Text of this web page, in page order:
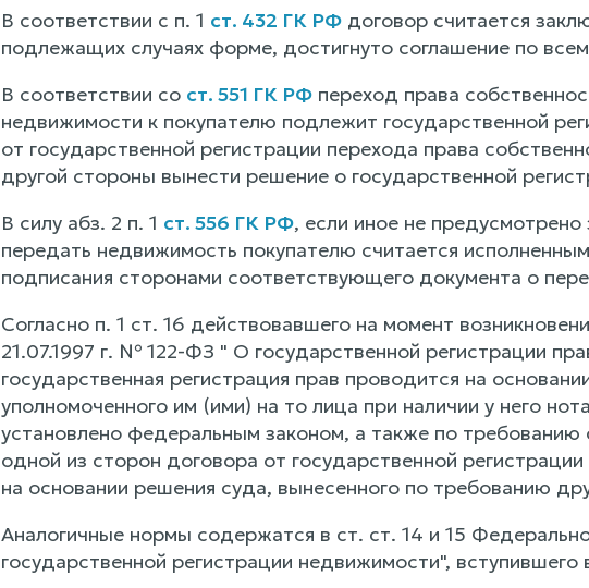
В соответствии с п. 1 ст. 432 ГК РФдоговор считается
подлежащих случаях форме, достигнуто соглашение по
В соответствии со ст. 551 ГК РФпереход права
недвижимости к покупателю подлежит государственной
от государственной регистрации перехода права
другой стороны вынести решение о государственной
В силу абз. 2 п. 1 ст. 556 ГК РФ, если иное не
передать недвижимость покупателю считается
подписания сторонами соответствующего документа о
Согласно п. 1 ст. 16 действовавшего на момент
21.07.1997 г. № 122-ФЗ " О государственной регистрации
государственная регистрация прав проводится на
уполномоченного им (ими) на то лица при наличии у него
установлено федеральным законом, а также по требованию
одной из сторон договора от государственной
на основании решения суда, вынесенного по требованию
Аналогичные нормы содержатся в ст. ст. 14 и 15
государственной регистрации недвижимости", вступившего